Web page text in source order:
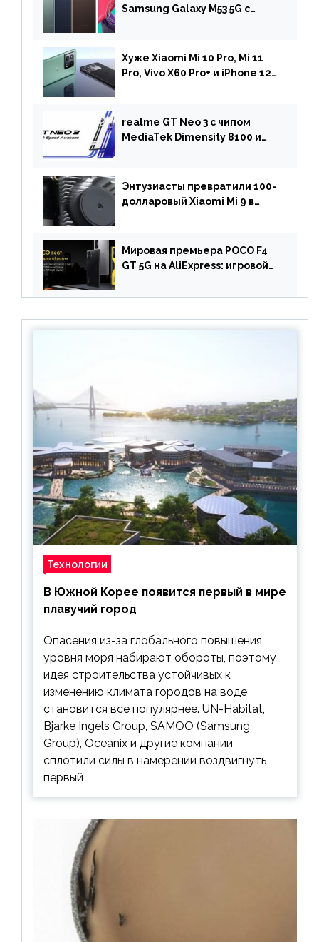
Samsung Galaxy M53 5G с
Хуже Xiaomi Mi 10 Pro, Mi 11
Pro, Vivo X60 Pro+ и iPhone 12
OnePlus 10 Pro
realme GT Neo 3 с чипом
MediaTek Dimensity 8100 и
Энтузиасты превратили 100-
долларовый Xiaomi Mi 9 в
Мировая премьера POCO F4
GT 5G на AliExpress: игровой
Snapdragon 8 Gen 1 по
Технологии
В Южной Корее появится первый в мире
плавучий город
Опасения из-за глобального повышения
уровня моря набирают обороты, поэтому
идея строительства устойчивых к
изменению климата городов на воде
становится все популярнее. UN-Habitat,
Bjarke Ingels Group, SAMOO (Samsung
Group), Oceanix и другие компании
сплотили силы в намерении воздвигнуть
первый